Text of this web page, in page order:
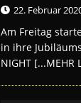
22. Februar
Am Freitag
in ihre
NIGHT [...MEHR